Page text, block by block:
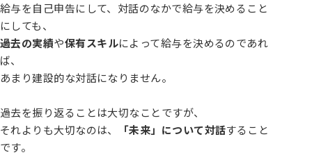
給与を自己申告にして、対話のなかで給与を決めること
にしても、
過去の実績や保有スキルによって給与を決めるのであれ
ば、
あまり建設的な対話になりません。
過去を振り返ることは大切なことですが、
それよりも大切なのは、
「未来」について対話すること
です。